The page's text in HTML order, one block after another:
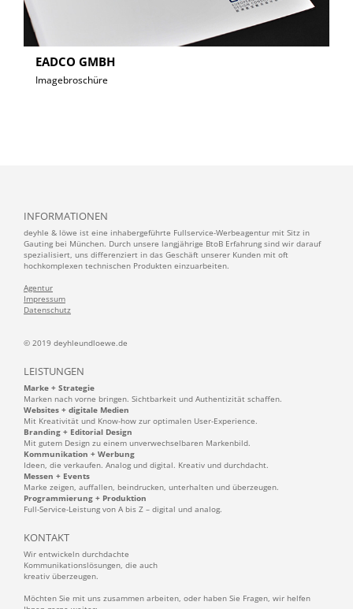
EADCO GMBH
Imagebroschüre
INFORMATIONEN
deyhle & löwe ist eine inhabergeführte Fullservice-Werbeagentur mit Sitz in
Gauting bei München. Durch unsere langjährige BtoB Erfahrung sind wir darauf
spezialisiert, uns differenziert in das Geschäft unserer Kunden mit oft
hochkomplexen technischen Produkten einzuarbeiten.
Agentur
Impressum
Datenschutz
© 2019 deyhleundloewe.de
LEISTUNGEN
Marke + Strategie
Marken nach vorne bringen. Sichtbarkeit und Authentizität schaffen.
Websites + digitale Medien
Mit Kreativität und Know-how zur optimalen User-Experience.
Branding + Editorial Design
Mit gutem Design zu einem unverwechselbaren Markenbild.
Kommunikation + Werbung
Ideen, die verkaufen. Analog und digital. Kreativ und durchdacht.
Messen + Events
Marke zeigen, auffallen, beindrucken, unterhalten und überzeugen.
Programmierung + Produktion
Full-Service-Leistung von A bis Z – digital und analog.
KONTAKT
Wir entwickeln durchdachte
Kommunikationslösungen, die auch
kreativ überzeugen.
Möchten Sie mit uns zusammen arbeiten, oder haben Sie Fragen, wir helfen